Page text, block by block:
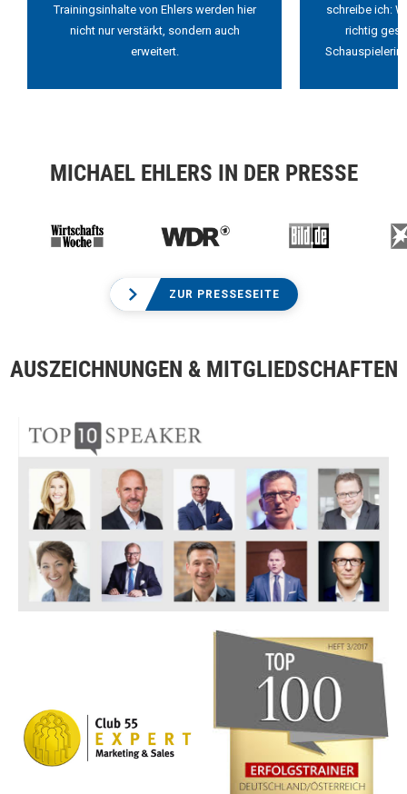
Trainingsinhalte von Ehlers werden hier
nicht nur verstärkt, sondern auch
erweitert.
schreibe ich:
richtig
Schauspielerin
MICHAEL EHLERS IN DER PRESSE
ZUR PRESSESEITE
AUSZEICHNUNGEN & MITGLIEDSCHAFTEN